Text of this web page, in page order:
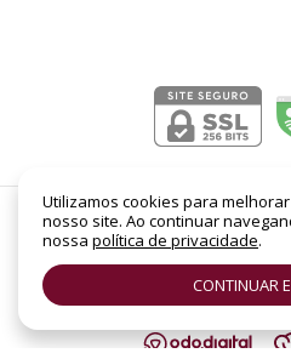
Utilizamos cookies para
nosso site. Ao continuar
nossa política de privacidade.
CONTINUAR
Paradis Joli Joli EDP
©2026. LORD PERFUMARIA - CNPJ:
Bloco B, Loja Nº 19 | Asa Sul | Brasília -